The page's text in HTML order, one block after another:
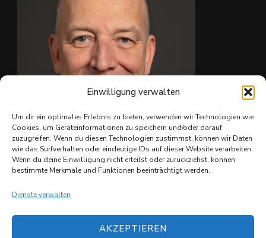
Einwilligung verwalten
Um dir ein optimales Erlebnis zu bieten, verwenden wir Technologien wie
Cookies, um Geräteinformationen zu speichern und/oder darauf
zuzugreifen. Wenn du diesen Technologien zustimmst, können wir Daten
wie das Surfverhalten oder eindeutige IDs auf dieser Website verarbeiten.
Wenn du deine Einwilligung nicht erteilst oder zurückziehst, können
bestimmte Merkmale und Funktionen beeinträchtigt werden.
Dienste verwalten
AKZEPTIEREN
Auf Facebook anzeigen Teilen
Ing. Christian Reiter